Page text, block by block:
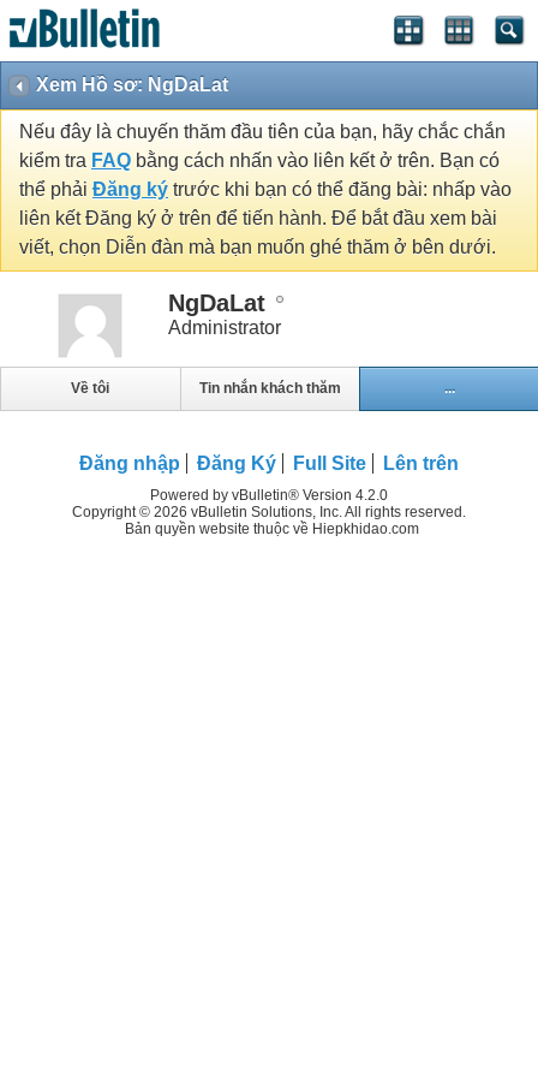
Xem Hồ sơ: NgDaLat
Nếu đây là chuyến thăm đầu tiên của bạn, hãy chắc chắn
kiểm tra FAQ bằng cách nhấn vào liên kết ở trên. Bạn có
thể phải Đăng ký trước khi bạn có thể đăng bài: nhấp vào
liên kết Đăng ký ở trên để tiến hành. Để bắt đầu xem bài
viết, chọn Diễn đàn mà bạn muốn ghé thăm ở bên dưới.
NgDaLat
Administrator
Về tôi Tin nhắn khách thăm ...
Đăng nhập Đăng Ký Full Site Lên trên
Powered by vBulletin® Version 4.2.0
Copyright © 2026 vBulletin Solutions, Inc. All rights reserved.
Bản quyền website thuộc về Hiepkhidao.com